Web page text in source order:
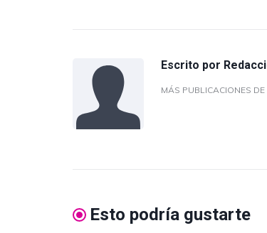
Escrito por
MÁS PUBLICACIONES DE
Esto podría gustarte